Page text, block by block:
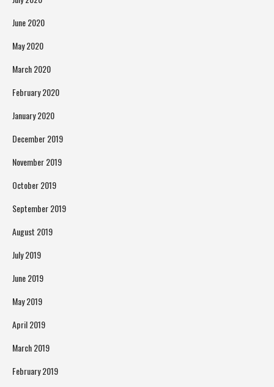
June 2020
May 2020
March 2020
February 2020
January 2020
December 2019
November 2019
October 2019
September 2019
August 2019
July 2019
June 2019
May 2019
April 2019
March 2019
February 2019